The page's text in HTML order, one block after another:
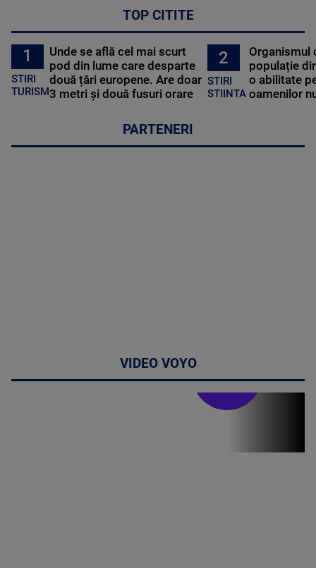
TOP CITITE
1
STIRI
TURISM
Unde se află cel mai scurt
pod din lume care desparte
două țări europene. Are doar
3 metri și două fusuri orare
2
STIRI
STIINTA
Organismul
populație
o abilitate
oamenilor
PARTENERI
VIDEO VOYO